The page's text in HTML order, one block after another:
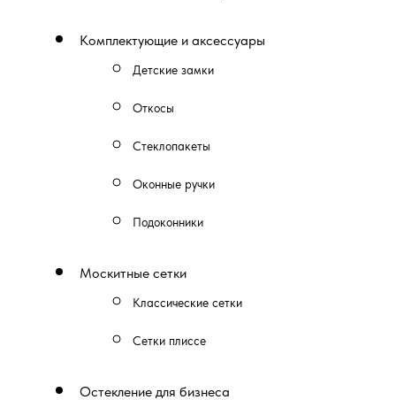
Комплектующие и аксессуары
Детские замки
Откосы
Стеклопакеты
Оконные ручки
Подоконники
Москитные сетки
Классические сетки
Сетки плиссе
Остекление для бизнеса